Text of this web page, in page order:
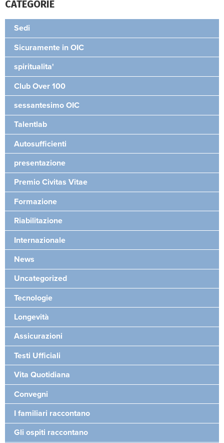
CATEGORIE
Sedi
Sicuramente in OIC
spiritualita'
Club Over 100
sessantesimo OIC
Talentlab
Autosufficienti
presentazione
Premio Civitas Vitae
Formazione
Riabilitazione
Internazionale
News
Uncategorized
Tecnologie
Longevità
Assicurazioni
Testi Ufficiali
Vita Quotidiana
Convegni
I familiari raccontano
Gli ospiti raccontano